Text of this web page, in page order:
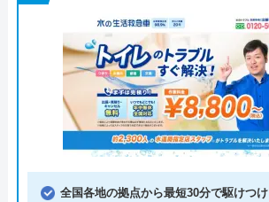
全国各地の拠点から最短30分で駆けつけ